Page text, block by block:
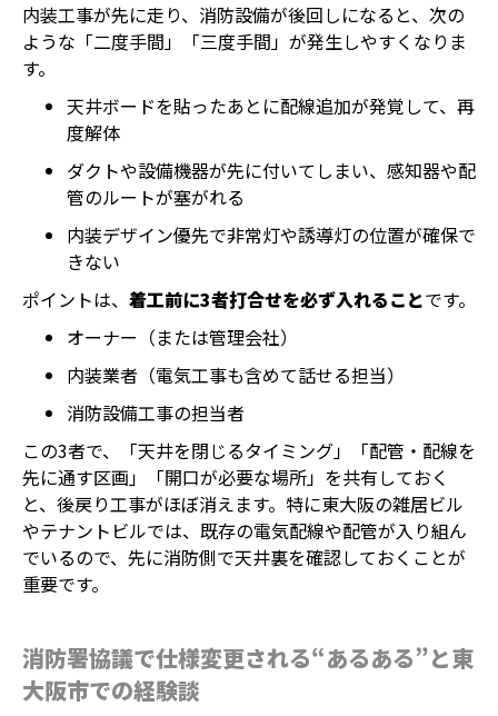
内装工事が先に走り、消防設備が後回しになると、次の
ような「二度手間」「三度手間」が発生しやすくなりま
す。
天井ボードを貼ったあとに配線追加が発覚して、再
度解体
ダクトや設備機器が先に付いてしまい、感知器や配
管のルートが塞がれる
内装デザイン優先で非常灯や誘導灯の位置が確保で
きない
ポイントは、 着工前に3者打合せを必ず入れることです。
オーナー（または管理会社）
内装業者（電気工事も含めて話せる担当）
消防設備工事の担当者
この3者で、「天井を閉じるタイミング」「配管・配線を
先に通す区画」「開口が必要な場所」を共有しておく
と、後戻り工事がほぼ消えます。特に東大阪の雑居ビル
やテナントビルでは、既存の電気配線や配管が入り組ん
でいるので、先に消防側で天井裏を確認しておくことが
重要です。
消防署協議で仕様変更される“あるある”と東
大阪市での経験談